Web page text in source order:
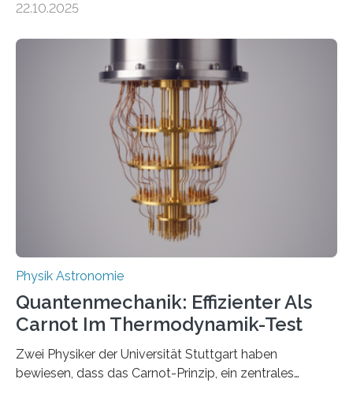
oft von Autor*innen, die eng zusammenarbeiten. Neue
werden schnell weiterentwickelt. Dies ist der Alltag in
der Forschung der Quantentheorie, die dieses Jahr 100
Jahre alt geworden ist, weshalb die UNESCO 2025 zum
Internationalen Jahr der Quantenwissenschaft und -
technologie ausgerufen hat. Doch nun hat eine
internationale Forschungsgruppe um den
22.10.2025
Physik Astronomie
Quantenmechanik: Effizienter Als
Carnot Im Thermodynamik-Test
Zwei Physiker der Universität Stuttgart haben
bewiesen, dass das Carnot-Prinzip, ein zentrales